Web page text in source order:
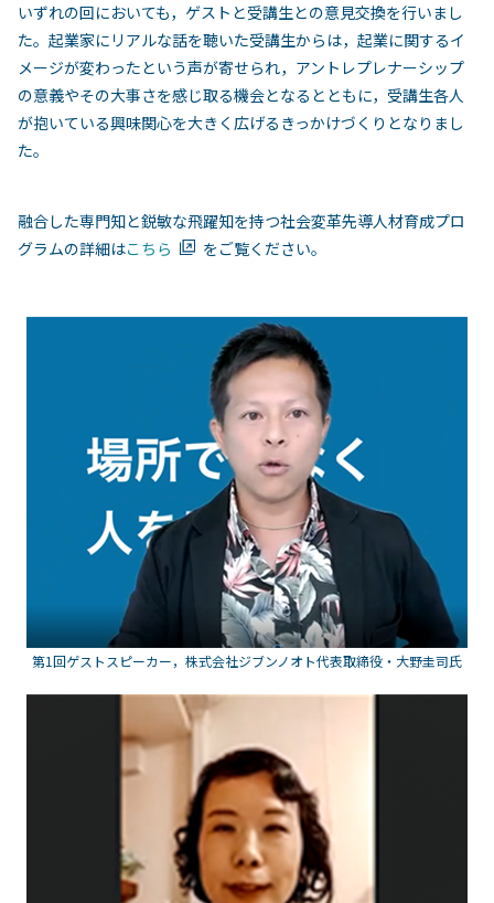
いずれの回においても，ゲストと受講生との意見交換を行いまし
た。起業家にリアルな話を聴いた受講生からは，起業に関するイ
メージが変わったという声が寄せられ，アントレプレナーシップ
の意義やその大事さを感じ取る機会となるとともに，受講生各人
が抱いている興味関心を大きく広げるきっかけづくりとなりまし
た。
融合した専門知と鋭敏な飛躍知を持つ社会変革先導人材育成プロ
グラムの詳細はこちら をご覧ください。
第1回ゲストスピーカー，株式会社ジブンノオト代表取締役・大野圭司氏